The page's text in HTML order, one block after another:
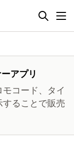
アプリ
コード、タイ
ることで販売